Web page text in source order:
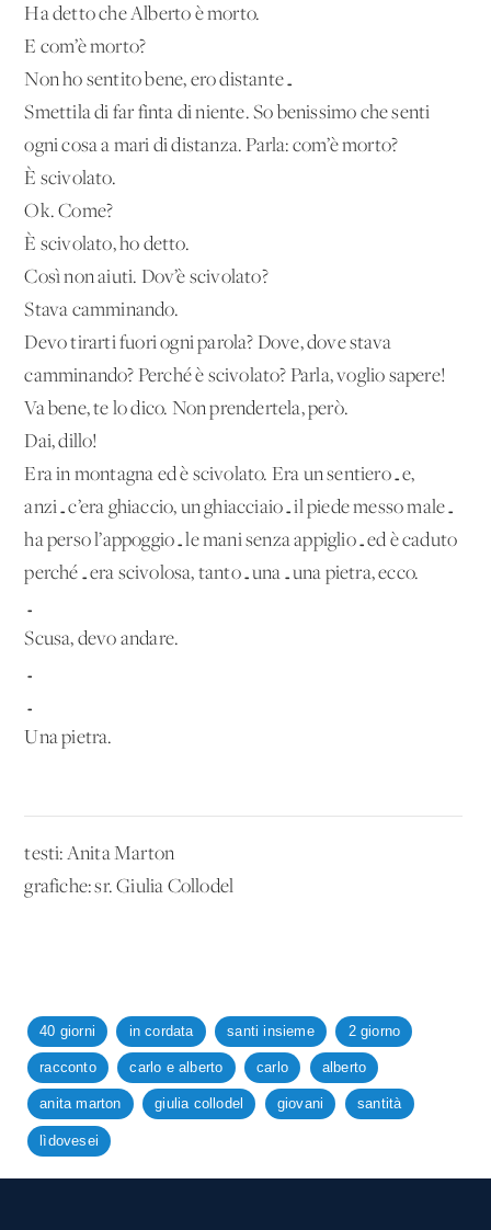
Ha detto che Alberto è morto.
E com’è morto?
Non ho sentito bene, ero distante…
Smettila di far finta di niente. So benissimo che senti
ogni cosa a mari di distanza. Parla: com’è morto?
È scivolato.
Ok. Come?
È scivolato, ho detto.
Così non aiuti. Dov’è scivolato?
Stava camminando.
Devo tirarti fuori ogni parola? Dove, dove stava
camminando? Perché è scivolato? Parla, voglio sapere!
Va bene, te lo dico. Non prendertela, però.
Dai, dillo!
Era in montagna ed è scivolato. Era un sentiero…e,
anzi…c’era ghiaccio, un ghiacciaio…il piede messo male…
ha perso l’appoggio…le mani senza appiglio…ed è caduto
perché…era scivolosa, tanto…una…una pietra, ecco.
…
Scusa, devo andare.
…
…
Una pietra.
testi: Anita Marton
grafiche: sr. Giulia Collodel
40 giorni in cordata santi insieme 2 giorno
racconto carlo e alberto carlo alberto
anita marton giulia collodel giovani santità
lìdovesei